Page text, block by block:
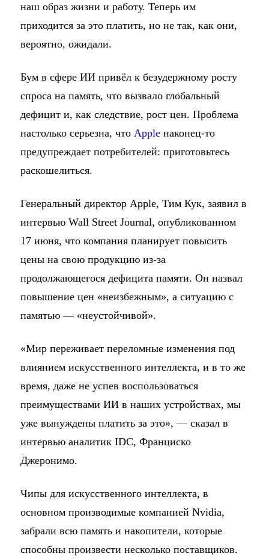
наш образ жизни и работу. Теперь им
приходится за это платить, но не так, как они,
вероятно, ожидали.
Бум в сфере ИИ привёл к безудержному росту
спроса на память, что вызвало глобальный
дефицит и, как следствие, рост цен. Проблема
настолько серьезна, что Appleнаконец-то
предупреждает потребителей: приготовьтесь
раскошелиться.
Генеральный директор Apple, Тим Кук, заявил в
интервью Wall Street Journal, опубликованном
17 июня, что компания планирует повысить
цены на свою продукцию из-за
продолжающегося дефицита памяти. Он назвал
повышение цен «неизбежным», а ситуацию с
памятью — «неустойчивой».
«Мир переживает переломные изменения под
влиянием искусственного интеллекта, и в то же
время, даже не успев воспользоваться
преимуществами ИИ в наших устройствах, мы
уже вынуждены платить за это», — сказал в
интервью аналитик IDC, Франциско
Джеронимо.
Чипы для искусственного интеллекта, в
основном производимые компанией Nvidia,
забрали всю память и накопители, которые
способны произвести несколько поставщиков.